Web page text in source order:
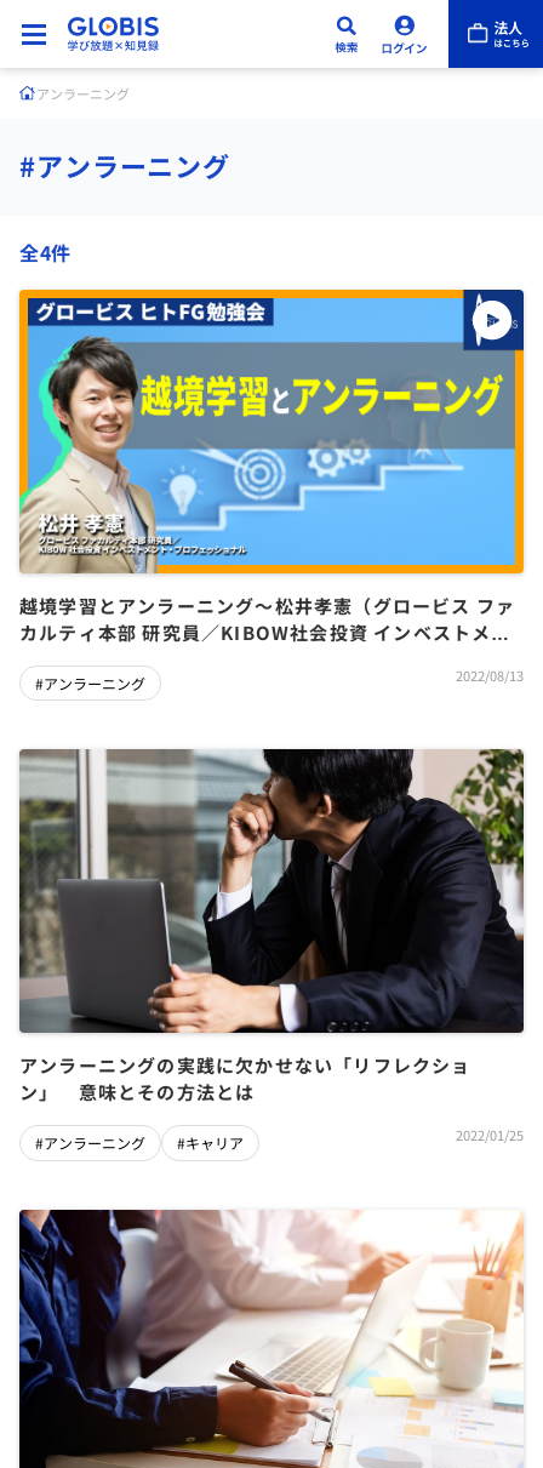
アンラーニング
#アンラーニング
全4件
越境学習とアンラーニング～松井孝憲（グロービス ファ
カルティ本部 研究員／KIBOW社会投資 インベストメン
#アンラーニング 2022/08/13
アンラーニングの実践に欠かせない「リフレクショ
ン」 意味とその方法とは
#アンラーニング #キャリア 2022/01/25